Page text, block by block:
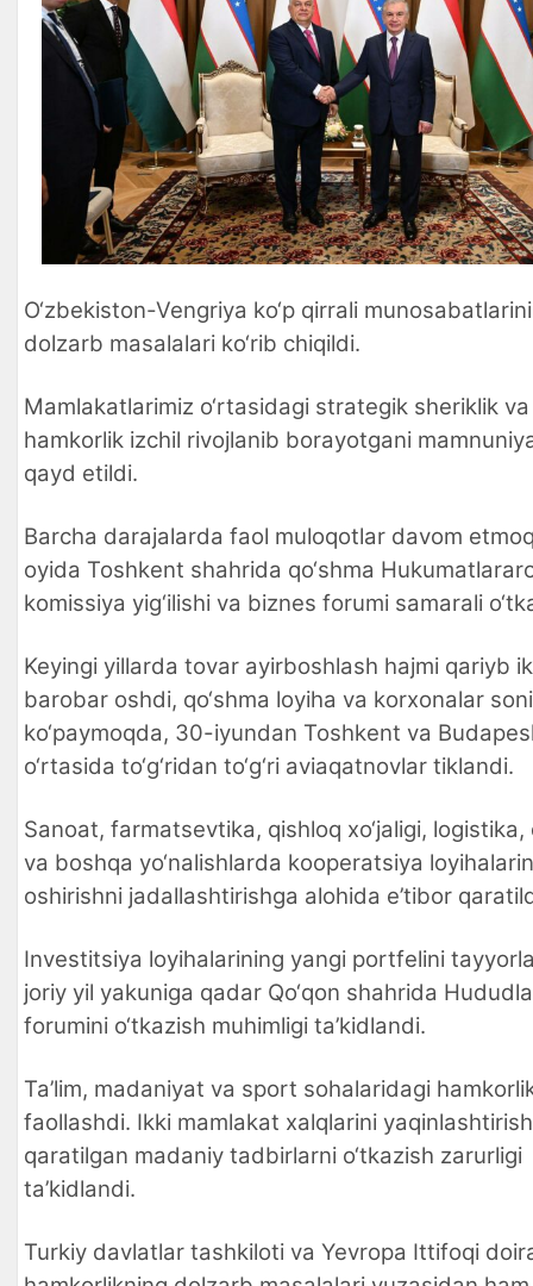
O‘zbekiston-Vengriya ko‘p qirrali
dolzarb masalalari ko‘rib chiqildi.
Mamlakatlarimiz o‘rtasidagi strategik sheriklik
hamkorlik izchil rivojlanib borayotgani
qayd etildi.
Barcha darajalarda faol muloqotlar davom
oyida Toshkent shahrida qo‘shma
komissiya yig‘ilishi va biznes forumi samarali
Keyingi yillarda tovar ayirboshlash hajmi qariyb
barobar oshdi, qo‘shma loyiha va korxonalar soni
ko‘paymoqda, 30-iyundan Toshkent va
o‘rtasida to‘g‘ridan to‘g‘ri aviaqatnovlar tiklandi.
Sanoat, farmatsevtika, qishloq xo‘jaligi, logistika,
va boshqa yo‘nalishlarda kooperatsiya
oshirishni jadallashtirishga alohida e’tibor
Investitsiya loyihalarining yangi portfelini
joriy yil yakuniga qadar Qo‘qon shahrida
forumini o‘tkazish muhimligi ta’kidlandi.
Ta’lim, madaniyat va sport sohalaridagi
faollashdi. Ikki mamlakat xalqlarini
qaratilgan madaniy tadbirlarni o‘tkazish zarurligi
ta’kidlandi.
Turkiy davlatlar tashkiloti va Yevropa Ittifoqi